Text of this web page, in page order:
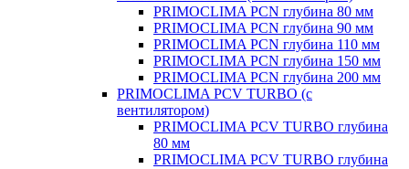
PRIMOCLIMA PCN глубина 80 мм
PRIMOCLIMA PCN глубина 90 мм
PRIMOCLIMA PCN глубина 110 мм
PRIMOCLIMA PCN глубина 150 мм
PRIMOCLIMA PCN глубина 200 мм
PRIMOCLIMA PCV TURBO (c
вентилятором)
PRIMOCLIMA PCV TURBO глубина
80 мм
PRIMOCLIMA PCV TURBO глубина